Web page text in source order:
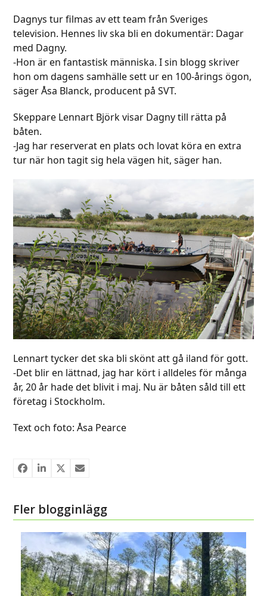
Dagnys tur filmas av ett team från Sveriges
television. Hennes liv ska bli en dokumentär: Dagar
med Dagny.
-Hon är en fantastisk människa. I sin blogg skriver
hon om dagens samhälle sett ur en 100-årings ögon,
säger Åsa Blanck, producent på SVT.
Skeppare Lennart Björk visar Dagny till rätta på
båten.
-Jag har reserverat en plats och lovat köra en extra
tur när hon tagit sig hela vägen hit, säger han.
Lennart tycker det ska bli skönt att gå iland för gott.
-Det blir en lättnad, jag har kört i alldeles för många
år, 20 år hade det blivit i maj. Nu är båten såld till ett
företag i Stockholm.
Text och foto: Åsa Pearce
Fler blogginlägg